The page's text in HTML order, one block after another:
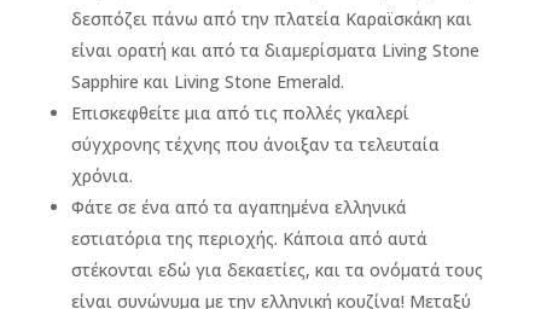
δεσπόζει πάνω από την πλατεία Καραϊσκάκη και
είναι ορατή και από τα διαμερίσματα Living Stone
Sapphire και Living Stone Emerald.
Επισκεφθείτε μια από τις πολλές γκαλερί
σύγχρονης τέχνης που άνοιξαν τα τελευταία
χρόνια.
Φάτε σε ένα από τα αγαπημένα ελληνικά
εστιατόρια της περιοχής. Κάποια από αυτά
στέκονται εδώ για δεκαετίες, και τα ονόματά τους
είναι συνώνυμα με την ελληνική κουζίνα! Μεταξύ